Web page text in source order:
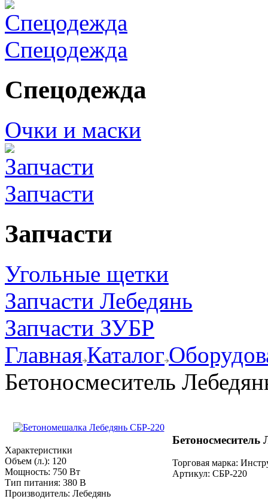
Спецодежда
Спецодежда
Очки и маски
Запчасти
Запчасти
Угольные щетки
Запчасти Лебедянь
Запчасти ЗУБР
ГлавнаяКаталог
Бетоносмеситель
Характеристики
Объем (л.): 120
Мощность: 750 Вт
Тип питания: 380 В
Производитель: Лебедянь
Торговая марка:
Артикул: СБР-220